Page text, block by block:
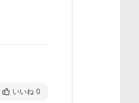
いいね 0